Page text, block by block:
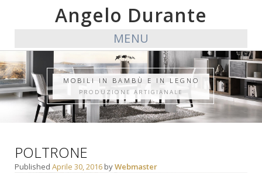
Angelo Durante
MENU
MOBILI IN BAMBÙ E IN LEGNO
PRODUZIONE ARTIGIANALE
POLTRONE
Published Aprile 30, 2016 byWebmaster